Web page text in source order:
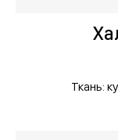
Ткань: